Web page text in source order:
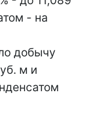
- на
добычу
м и